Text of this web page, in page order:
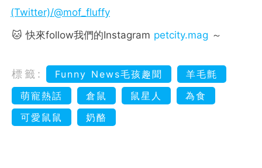
(Twitter)/@mof_fluffy
🐱 快來follow我們的Instagram petcity.mag ～
標籤: Funny News毛孩趣聞
羊毛氈
萌寵熱話
倉鼠 鼠星人
為食
可愛鼠鼠
奶酪